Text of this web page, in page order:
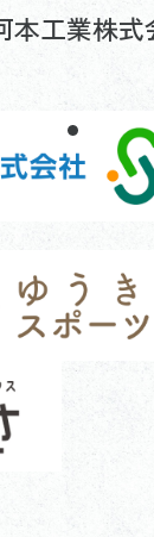
本工業株式